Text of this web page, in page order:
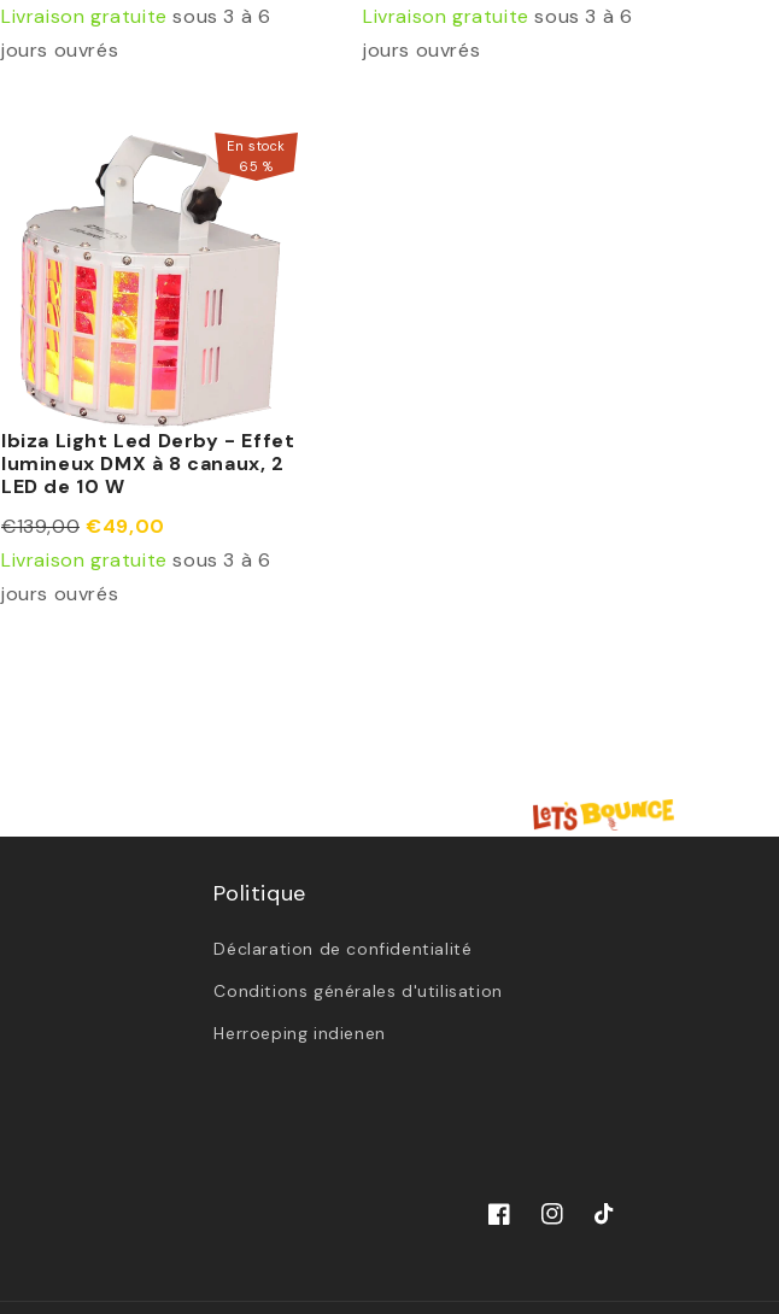
Livraison gratuite sous 3 à 6
jours ouvrés
Livraison gratuite sous 3 à 6
jours ouvrés
En stock
65 %
Ibiza Light Led Derby - Effet
lumineux DMX à 8 canaux, 2
LED de 10 W
€139,00 €49,00
Livraison gratuite sous 3 à 6
jours ouvrés
Politique
Déclaration de confidentialité
Conditions générales d'utilisation
Herroeping indienen
FacebookInstagramTikTok